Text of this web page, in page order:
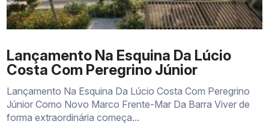
Lançamento Na Esquina Da Lúcio
Costa Com Peregrino Júnior
Lançamento Na Esquina Da Lúcio Costa Com Peregrino
Júnior Como Novo Marco Frente-Mar Da Barra Viver de
forma extraordinária começa...